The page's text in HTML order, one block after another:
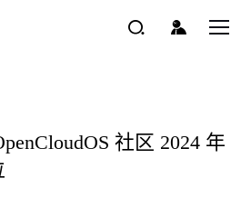
社区 2024 年